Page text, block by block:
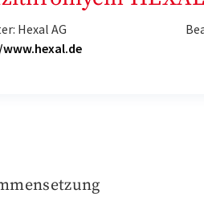
Hexal AG